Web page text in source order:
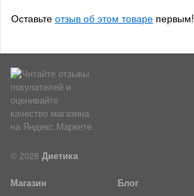
Оставьте отзыв об этом товаре первым!
© 2026 Диетика
Магазин
Блог